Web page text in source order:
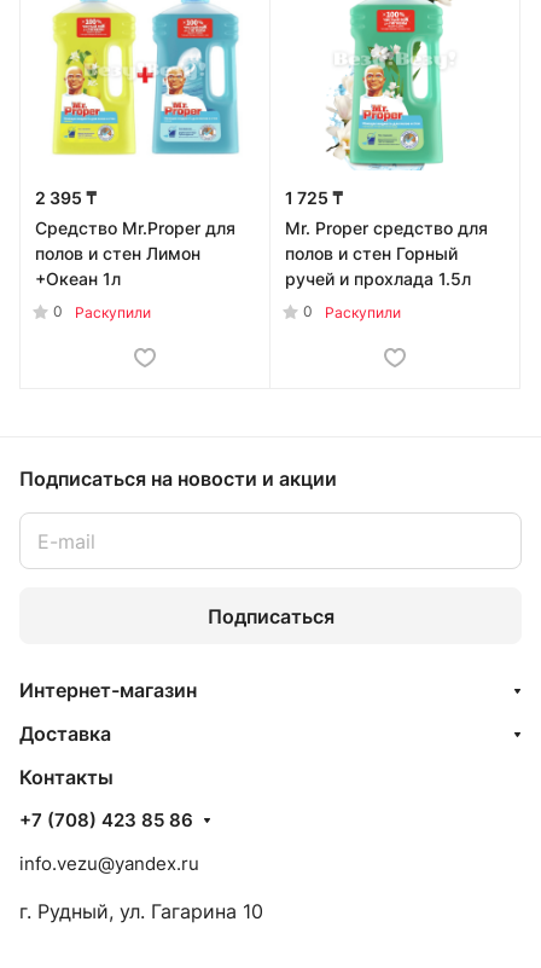
2 395 ₸
Средство Mr.Proper для
полов и стен Лимон
+Океан 1л
0 Раскупили
1 725 ₸
Mr. Proper средство для
полов и стен Горный
ручей и прохлада 1.5л
0 Раскупили
Подписаться на новости и акции
Подписаться
Интернет-магазин
Доставка
Контакты
+7 (708) 423 85 86
info.vezu@yandex.ru
г. Рудный, ул. Гагарина 10